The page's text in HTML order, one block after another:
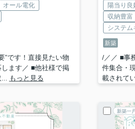
オール電化
”です！直接見たい物
ます／ ■他社様で掲
もっと見る
陽当り良
収納豊富
システム
新築
/／／ ■事
件集合・
載されて
新築一